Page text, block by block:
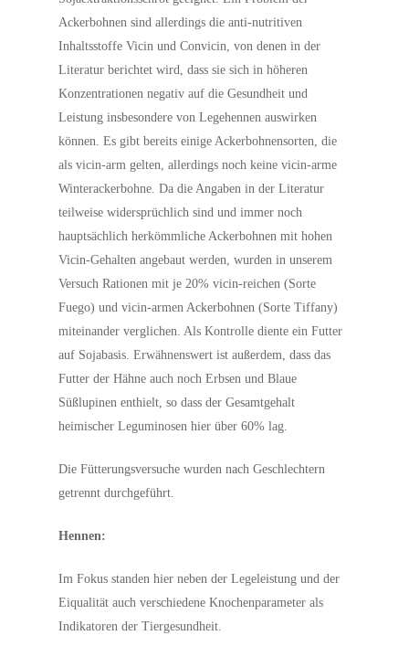
Ackerbohnen sind allerdings die anti-nutritiven
Inhaltsstoffe Vicin und Convicin, von denen in der
Literatur berichtet wird, dass sie sich in höheren
Konzentrationen negativ auf die Gesundheit und
Leistung insbesondere von Legehennen auswirken
können. Es gibt bereits einige Ackerbohnensorten, die
als vicin-arm gelten, allerdings noch keine vicin-arme
Winterackerbohne. Da die Angaben in der Literatur
teilweise widersprüchlich sind und immer noch
hauptsächlich herkömmliche Ackerbohnen mit hohen
Vicin-Gehalten angebaut werden, wurden in unserem
Versuch Rationen mit je 20% vicin-reichen (Sorte
Fuego) und vicin-armen Ackerbohnen (Sorte Tiffany)
miteinander verglichen. Als Kontrolle diente ein Futter
auf Sojabasis. Erwähnenswert ist außerdem, dass das
Futter der Hähne auch noch Erbsen und Blaue
Süßlupinen enthielt, so dass der Gesamtgehalt
heimischer Leguminosen hier über 60% lag.
Die Fütterungsversuche wurden nach Geschlechtern
getrennt durchgeführt.
Hennen:
Im Fokus standen hier neben der Legeleistung und der
Eiqualität auch verschiedene Knochenparameter als
Indikatoren der Tiergesundheit.